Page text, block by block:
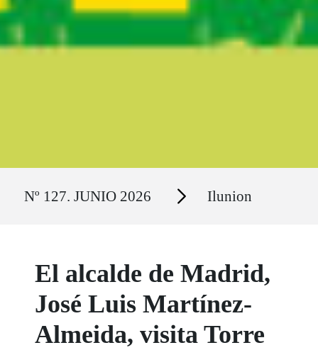
Nº 127. JUNIO 2026 Secciones Ilunion
El alcalde de Madrid,
José Luis Martínez-
Almeida, visita Torre